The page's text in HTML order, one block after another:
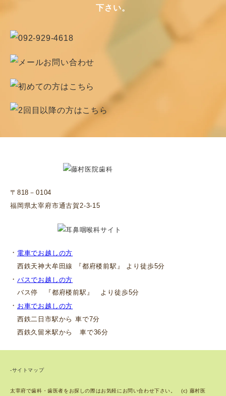
下さい。
〒818－0104
福岡県太宰府市通古賀2-3-15
・ 電車でお越しの方
西鉄天神大牟田線 『都府楼前駅』 より徒歩5分
・ バスでお越しの方
バス停 『都府楼前駅』 より徒歩5分
・ お車でお越しの方
西鉄二日市駅から 車で7分
西鉄久留米駅から 車で36分
-サイトマップ
太宰府で歯科・歯医者をお探しの際はお気軽にお問い合わせ下さい。 (c) 藤村医